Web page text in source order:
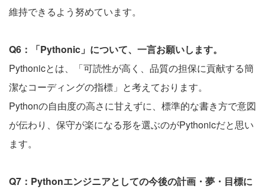
維持できるよう努めています。
Q6：「Pythonic」について、一言お願いします。
Pythonicとは、「可読性が高く、品質の担保に貢献する簡
潔なコーディングの指標」と考えております。
Pythonの自由度の高さに甘えずに、標準的な書き方で意図
が伝わり、保守が楽になる形を選ぶのがPythonicだと思い
ます。
Q7：Pythonエンジニアとしての今後の計画・夢・目標に